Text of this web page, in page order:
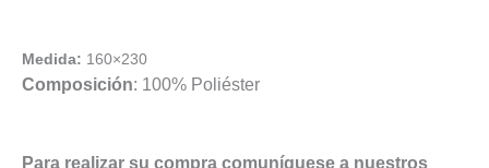
Medida: 160×230
Composición: 100% Poliéster
Para realizar su compra comuníquese a nuestros